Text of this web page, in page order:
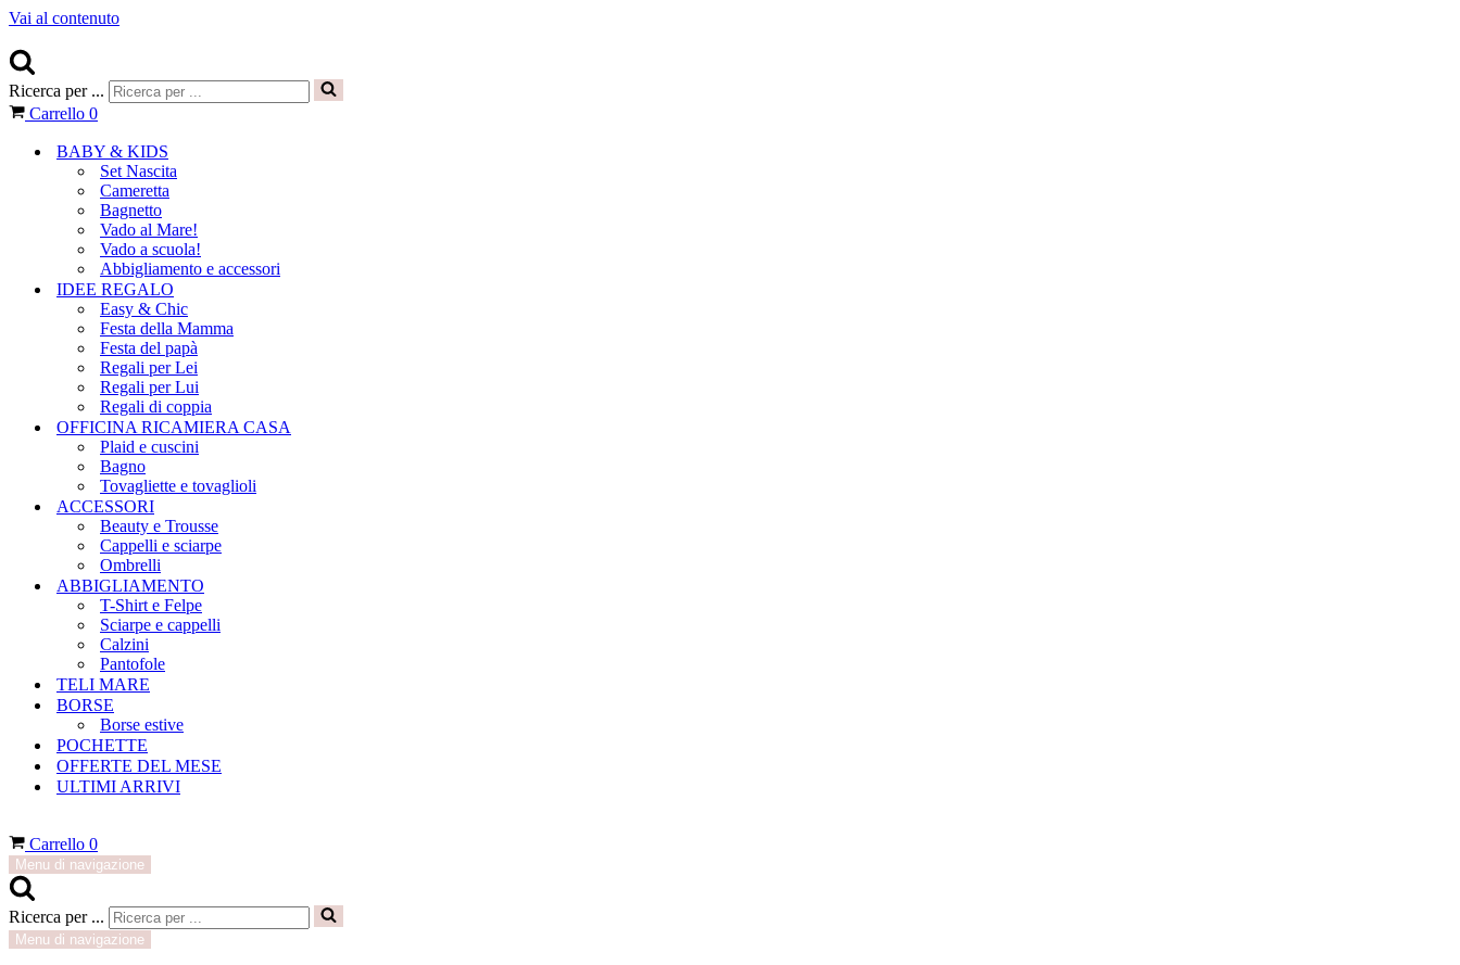
Vai al contenuto
Ricerca per ...
Carrello 0
BABY & KIDS
Set Nascita
Cameretta
Bagnetto
Vado al Mare!
Vado a scuola!
Abbigliamento e accessori
IDEE REGALO
Easy & Chic
Festa della Mamma
Festa del papà
Regali per Lei
Regali per Lui
Regali di coppia
OFFICINA RICAMIERA CASA
Plaid e cuscini
Bagno
Tovagliette e tovaglioli
ACCESSORI
Beauty e Trousse
Cappelli e sciarpe
Ombrelli
ABBIGLIAMENTO
T-Shirt e Felpe
Sciarpe e cappelli
Calzini
Pantofole
TELI MARE
BORSE
Borse estive
POCHETTE
OFFERTE DEL MESE
ULTIMI ARRIVI
Carrello 0
Menu di navigazione
Ricerca per ...
Menu di navigazione